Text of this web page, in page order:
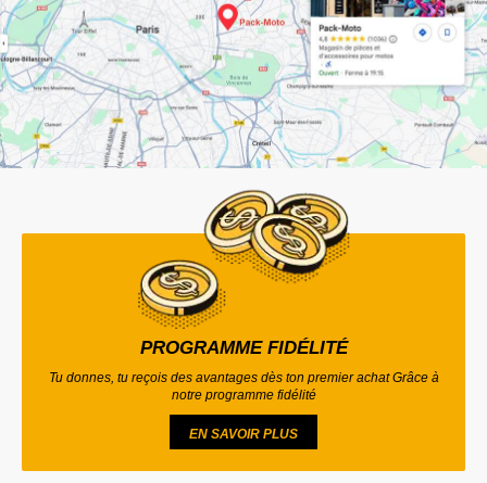
PROGRAMME FIDÉLITÉ
Tu donnes, tu reçois des avantages dès ton premier achat Grâce à
notre programme fidélité
EN SAVOIR PLUS